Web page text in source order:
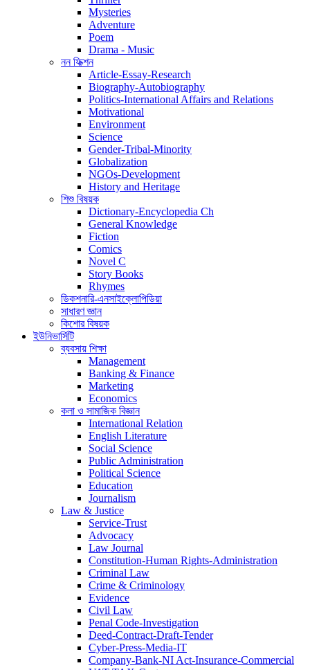
Mysteries
Adventure
Poem
Drama - Music
নন ফিক্শন
Article-Essay-Research
Biography-Autobiography
Politics-International Affairs and Relations
Motivational
Environment
Science
Gender-Tribal-Minority
Globalization
NGOs-Development
History and Heritage
শিশু বিষয়ক
Dictionary-Encyclopedia Ch
General Knowledge
Fiction
Comics
Novel C
Story Books
Rhymes
ডিকশনারি-এনসাইক্লোপিডিয়া
সাধারণ জ্ঞান
কিশোর বিষয়ক
ইউনিভার্সিটি
ব্যবসায় শিক্ষা
Management
Banking & Finance
Marketing
Economics
কলা ও সামাজিক বিজ্ঞান
International Relation
English Literature
Social Science
Public Administration
Political Science
Education
Journalism
Law & Justice
Service-Trust
Advocacy
Law Journal
Constitution-Human Rights-Administration
Criminal Law
Crime & Criminology
Evidence
Civil Law
Penal Code-Investigation
Deed-Contract-Draft-Tender
Cyber-Press-Media-IT
Company-Bank-NI Act-Insurance-Commercial